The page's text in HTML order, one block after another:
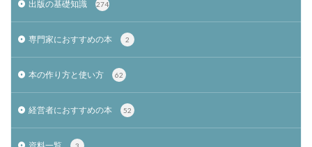
出版の基礎知識 274
専門家におすすめの本 2
本の作り方と使い方 62
経営者におすすめの本 52